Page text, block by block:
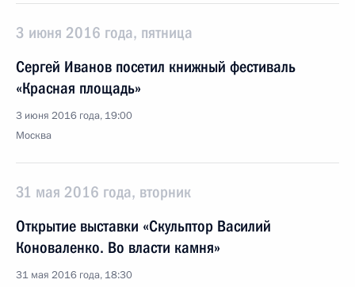
3 июня 2016 года, пятница
Сергей Иванов посетил книжный фестиваль
«Красная площадь»
3 июня 2016 года, 19:00
Москва
31 мая 2016 года, вторник
Открытие выставки «Скульптор Василий
Коноваленко. Во власти камня»
31 мая 2016 года, 18:30